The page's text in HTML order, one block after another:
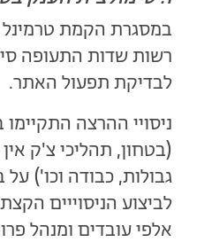
רשות שדות התעופה
לבדיקת תפעול האתר.
ניסויי ההרצה התקיימו
(בטחון, תהליכי צ'ק
גבולות, כבודה וכו')
לביצוע הניסוייים
אלפי עובדים ומנהל